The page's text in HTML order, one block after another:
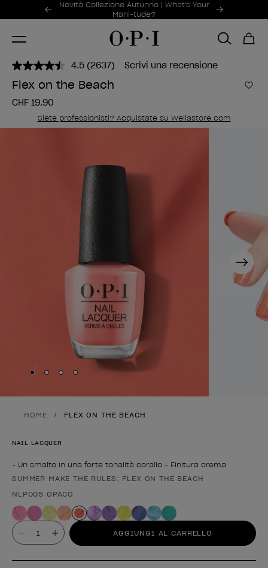
Offerte promozionali
Novità Collezione Autunno | What's Your
Mani-tude?
Item 1 of 2
4.5 Leggi
2637
recensioni.
alla
pagina.
(2637) Scrivi una recensione
Flex on the Beach
CHF 19.90
Siete professionisti? Acquistate su Wellastore.com
Next
Skip to slide
Skip to slide
Skip to slide
Skip to slide
HOME FLEX ON THE BEACH
NAIL LACQUER
- Un smalto in una forte tonalità corallo - Finitura crema
Forma del prodotto
SUMMER MAKE THE RULES: FLEX ON THE BEACH
NLP005 OPACO
Valore AGGIUNGI AL CARRELLO